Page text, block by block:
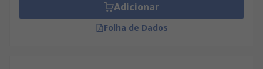
Adicionar
Folha de Dados